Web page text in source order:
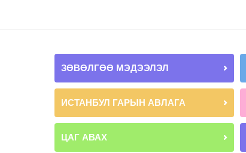
ЗӨВӨЛГӨӨ МЭДЭЭЛЭЛ
ИСТАНБУЛ ГАРЫН АВЛАГА
ЦАГ АВАХ